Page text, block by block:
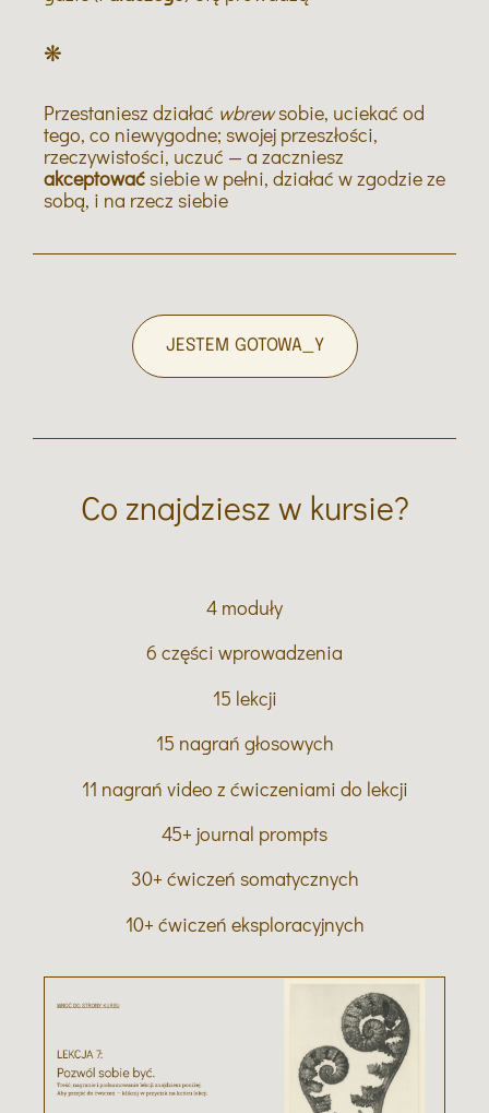
❋
Przestaniesz działać wbrewsobie, uciekać od
tego, co niewygodne; swojej przeszłości,
rzeczywistości, uczuć — a zaczniesz
akceptowaćsiebie w pełni, działać w zgodzie ze
sobą, i na rzecz siebie
JESTEM GOTOWA_Y
Co znajdziesz w kursie?
4 moduły
6 części wprowadzenia
15 lekcji
15 nagrań głosowych
11 nagrań video z ćwiczeniami do lekcji
45+ journal prompts
30+ ćwiczeń somatycznych
10+ ćwiczeń eksploracyjnych